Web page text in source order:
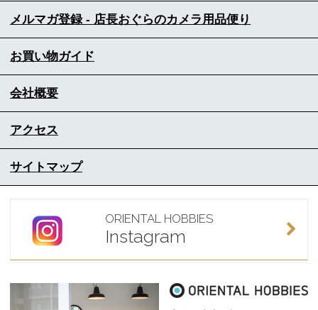
メルマガ登録 - 店長おぐらのカメラ用品便り
お買い物ガイド
会社概要
アクセス
サイトマップ
ORIENTAL HOBBIES
Instagram